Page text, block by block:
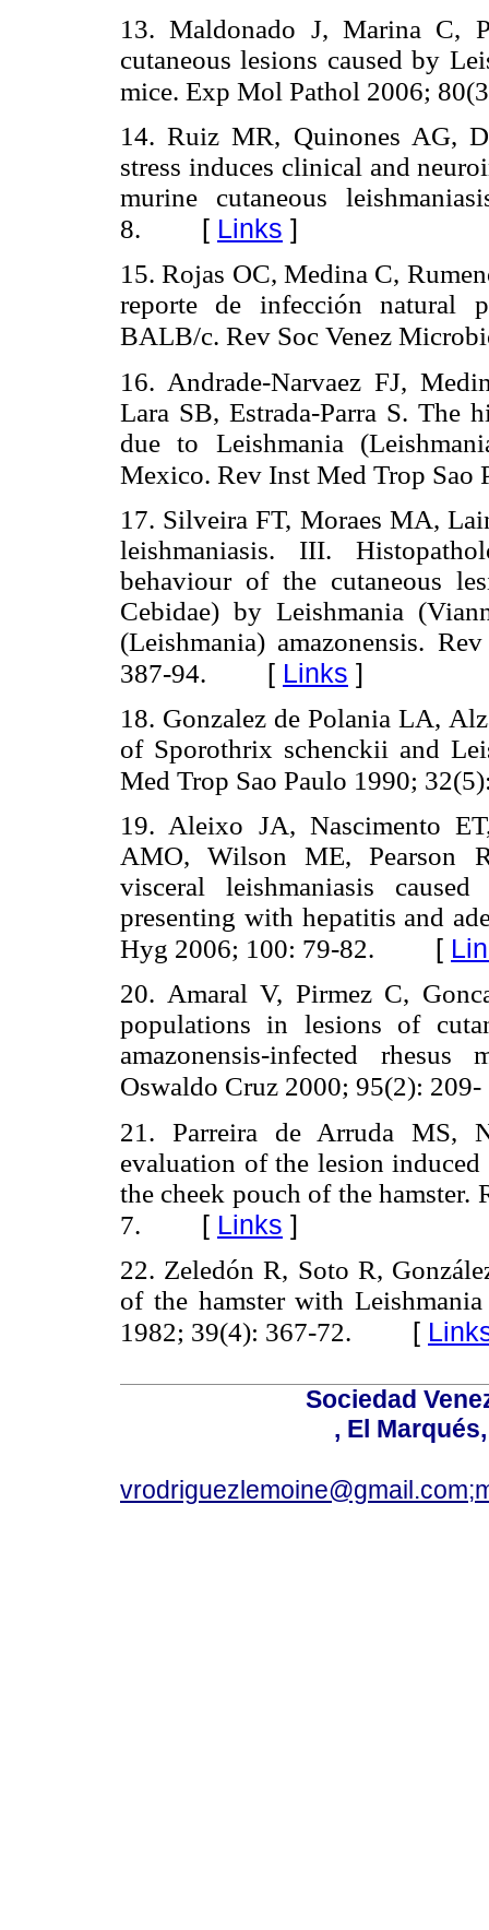
13. Maldonado J, Marina
cutaneous lesions caused by
mice. Exp Mol Pathol 2006;
14. Ruiz MR, Quinones AG,
stress induces clinical and
murine cutaneous
8. [ Links ]
15. Rojas OC, Medina C,
reporte de infección natural
BALB/c. Rev Soc Venez
16. Andrade-Narvaez FJ,
Lara SB, Estrada-Parra S. The
due to Leishmania
Mexico. Rev Inst Med Trop Sao
17. Silveira FT, Moraes MA,
leishmaniasis. III.
behaviour of the cutaneous
Cebidae) by Leishmania
(Leishmania) amazonensis.
387-94. [ Links ]
18. Gonzalez de Polania LA,
of Sporothrix schenckii and
Med Trop Sao Paulo 1990;
19. Aleixo JA, Nascimento
AMO, Wilson ME, Pearson
visceral leishmaniasis
presenting with hepatitis and
Hyg 2006; 100: 79-82. [
20. Amaral V, Pirmez C,
populations in lesions of
amazonensis-infected
Oswaldo Cruz 2000; 95(2): 209-
21. Parreira de Arruda MS,
evaluation of the lesion
the cheek pouch of the
7. [ Links ]
22. Zeledón R, Soto R,
of the hamster with
1982; 39(4): 367-72. [
Sociedad
, El